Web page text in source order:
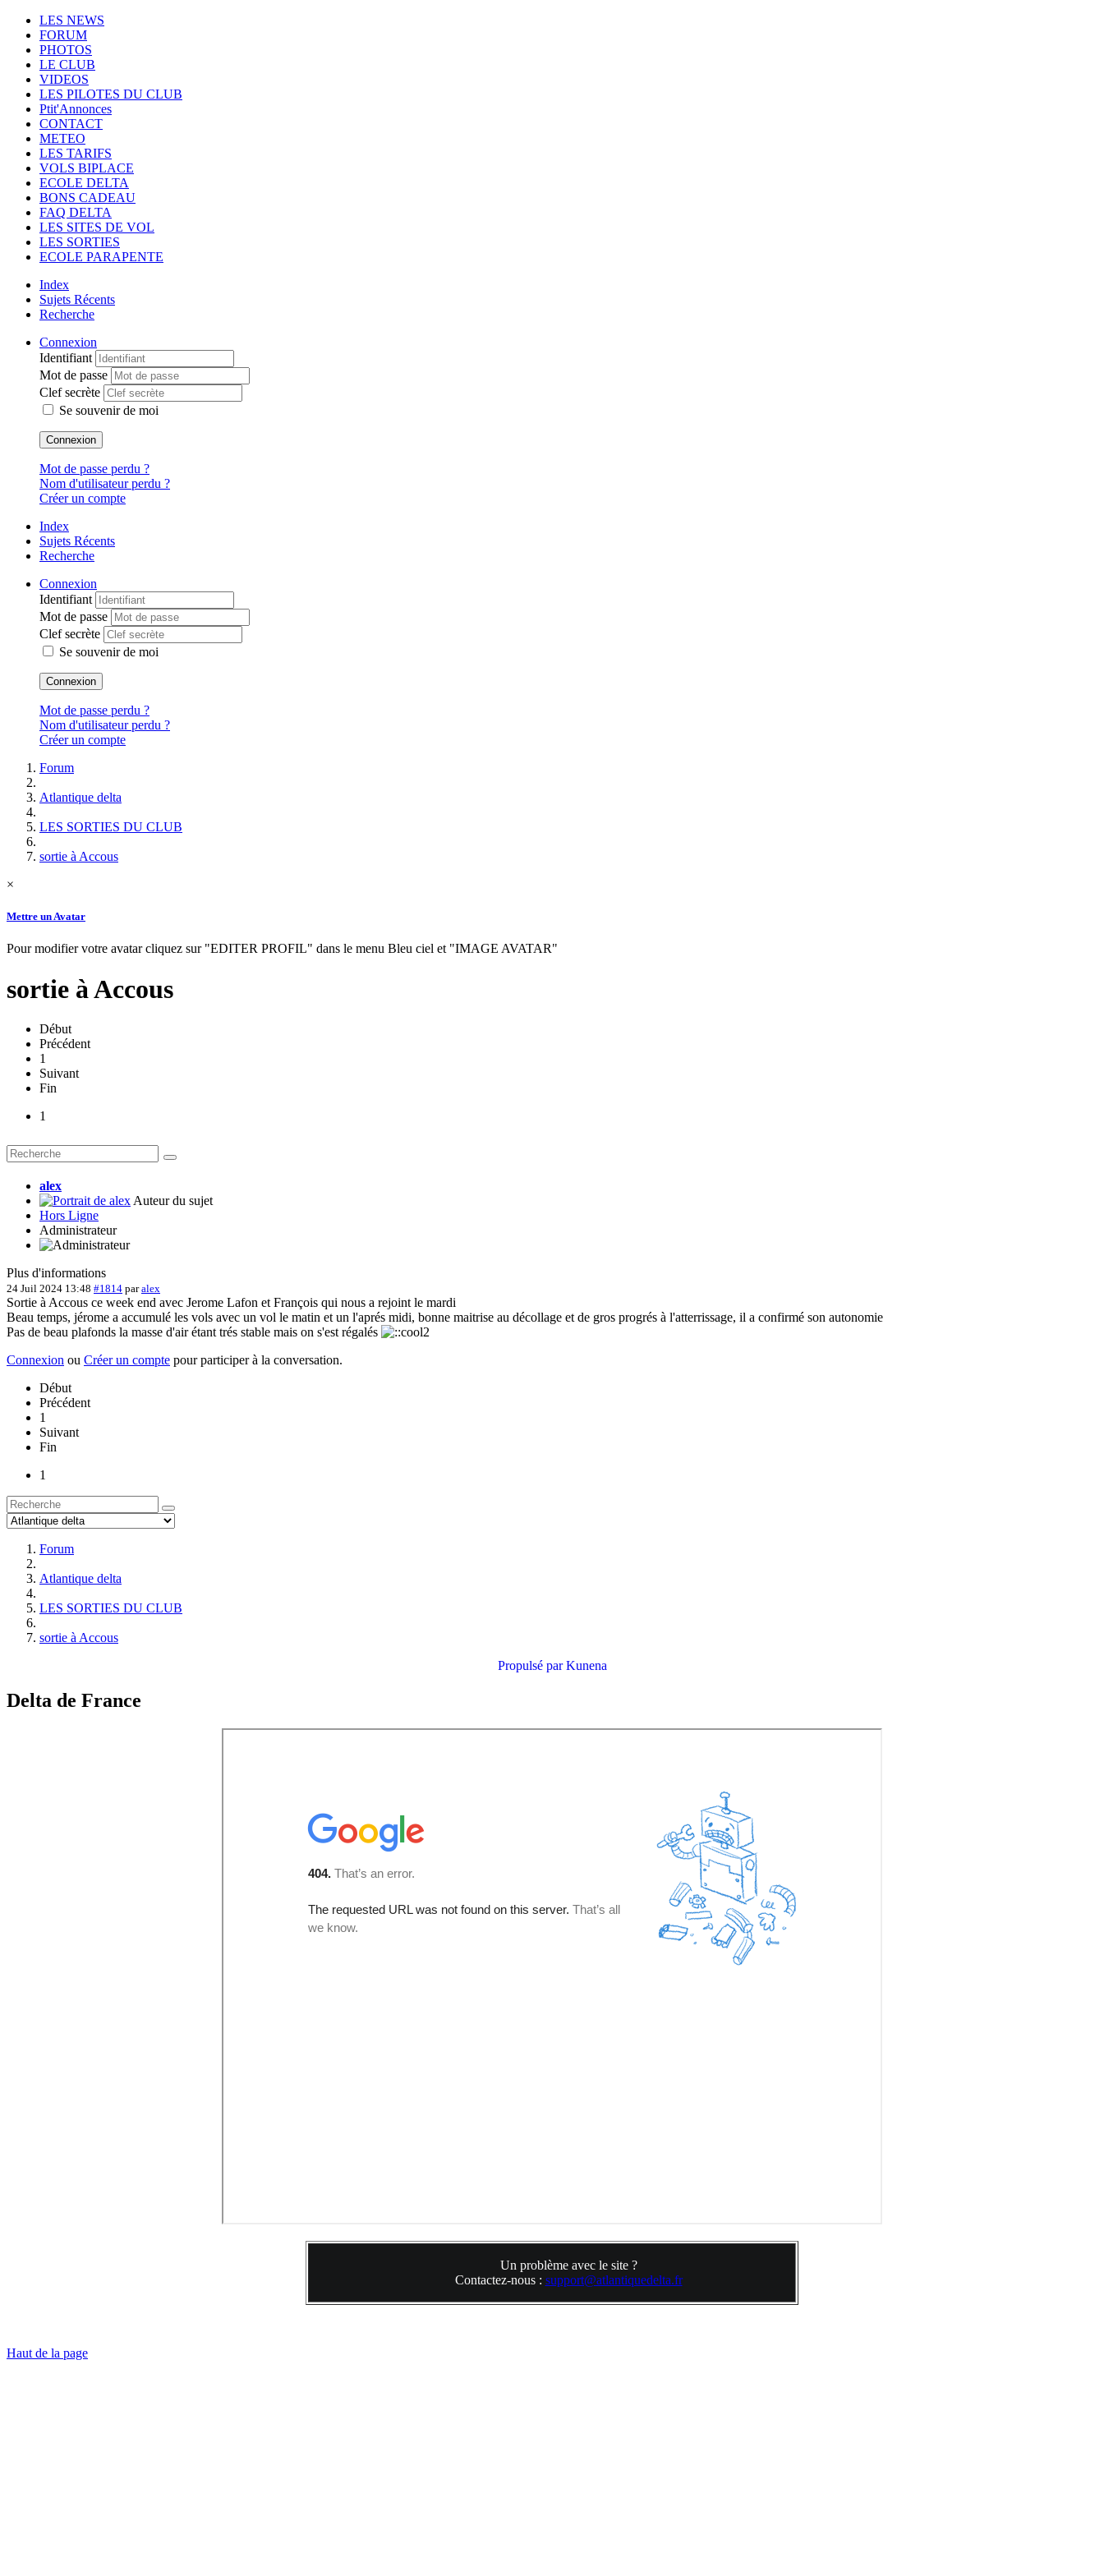
LES NEWS
FORUM
PHOTOS
LE CLUB
VIDEOS
LES PILOTES DU CLUB
Ptit'Annonces
CONTACT
METEO
LES TARIFS
VOLS BIPLACE
ECOLE DELTA
BONS CADEAU
FAQ DELTA
LES SITES DE VOL
LES SORTIES
ECOLE PARAPENTE
Index
Sujets Récents
Recherche
Connexion
Identifiant
Mot de passe
Clef secrète
Se souvenir de moi
Connexion
Mot de passe perdu ?
Nom d'utilisateur perdu ?
Créer un compte
Index
Sujets Récents
Recherche
Connexion
Identifiant
Mot de passe
Clef secrète
Se souvenir de moi
Connexion
Mot de passe perdu ?
Nom d'utilisateur perdu ?
Créer un compte
Forum
Atlantique delta
LES SORTIES DU CLUB
sortie à Accous
×
Mettre un Avatar
Pour modifier votre avatar cliquez sur "EDITER PROFIL" dans le menu Bleu ciel et "IMAGE AVATAR"
sortie à Accous
Début
Précédent
1
Suivant
Fin
1
alex
Auteur du sujet
Hors Ligne
Administrateur
Plus d'informations
24 Juil 2024 13:48 #1814 paralex
Sortie à Accous ce week end avec Jerome Lafon et François qui nous a rejoint le mardi
Beau temps, jérome a accumulé les vols avec un vol le matin et un l'aprés midi, bonne maitrise au décollage et de gros progrés à l'atterrissage, il a confirmé son autonomie
Pas de beau plafonds la masse d'air étant trés stable mais on s'est régalés
Connexion ou Créer un compte pour participer à la conversation.
Début
Précédent
1
Suivant
Fin
1
Forum
Atlantique delta
LES SORTIES DU CLUB
sortie à Accous
Propulsé parKunena
Delta de France
Un problème avec le site ?
Contactez-nous : support@atlantiquedelta.fr
Haut de la page